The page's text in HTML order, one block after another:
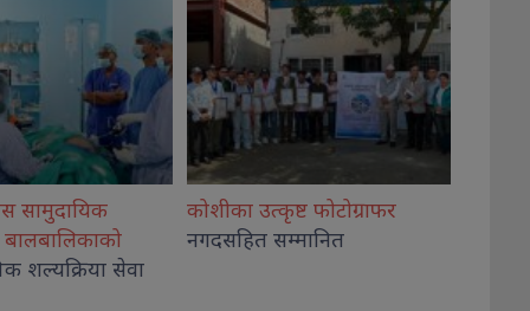
फोटोग्राफर
राष्ट्रिय भेलालाई शेरबहादुर देउवाले
सम्बोधन गर्ने